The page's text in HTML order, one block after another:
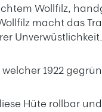
Wollfilz,
macht das
Unverwüstlichkeit.
1922
Hüte rollbar